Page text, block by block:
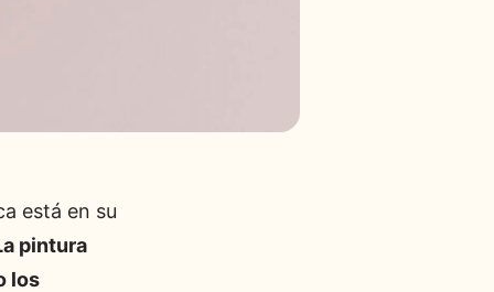
está en su
pintura
los